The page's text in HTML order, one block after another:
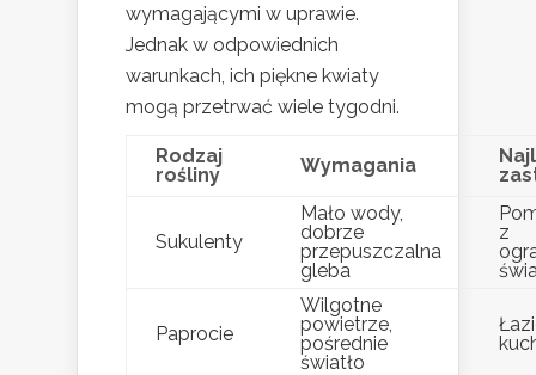
wymagającymi w uprawie.
Jednak w odpowiednich
warunkach, ich piękne kwiaty
mogą przetrwać wiele tygodni.
Rodzaj
rośliny
Wymagania
Sukulenty
Mało wody,
dobrze
przepuszczalna
gleba
z
Paprocie
Wilgotne
powietrze,
pośrednie
światło